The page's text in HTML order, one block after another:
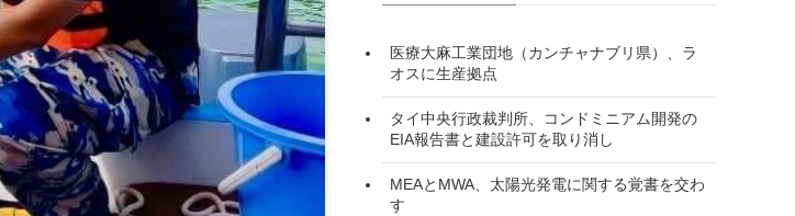
医療大麻工業団地（カンチャナブリ県）、ラ
オスに生産拠点
タイ中央行政裁判所、コンドミニアム開発の
EIA報告書と建設許可を取り消し
MEAとMWA、太陽光発電に関する覚書を交わ
す